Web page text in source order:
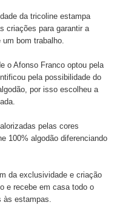
da tricoline estampa
criações para garantir a
bom trabalho.
o Afonso Franco optou pela
pela possibilidade do
por isso escolheu a
pelas cores
100% algodão diferenciando
da exclusividade e criação
e recebe em casa todo o
estampas.